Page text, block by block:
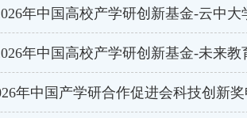
年中国高校产学研创新基金-云中
年中国高校产学研创新基金-未来
年中国产学研合作促进会科技创新